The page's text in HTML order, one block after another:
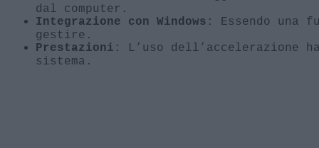
dal computer.
Integrazione con Windows : Essendo una
gestire.
Prestazioni : L’uso dell’accelerazione
sistema.